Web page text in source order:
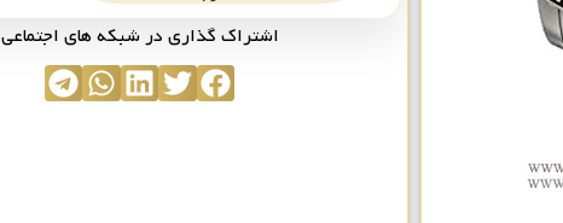
اشتراک گذاری در شبکه های اجتماعی